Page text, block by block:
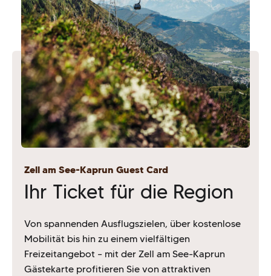
Zell am See-Kaprun Guest Card
Ihr Ticket für die Region
Von spannenden Ausflugszielen, über kostenlose
Mobilität bis hin zu einem vielfältigen
Freizeitangebot – mit der Zell am See-Kaprun
Gästekarte profitieren Sie von attraktiven